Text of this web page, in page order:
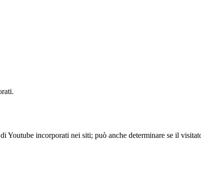
Youtube incorporati nei siti; può anche determinare se il